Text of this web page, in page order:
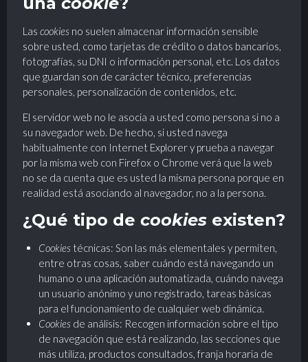
Las cookies no suelen almacenar información sensible
sobre usted, como tarjetas de crédito o datos bancarios,
fotografías, su DNI o información personal, etc. Los datos
que guardan son de carácter técnico, preferencias
personales, personalización de contenidos, etc.
El servidor web no le asocia a usted como persona si no a
su navegador web. De hecho, si usted navega
habitualmente con Internet Explorer y prueba a navegar
por la misma web con Firefox o Chrome verá que la web
no se da cuenta que es usted la misma persona porque en
realidad está asociando al navegador, no a la persona.
¿Qué tipo de cookies existen?
Cookiestécnicas: Son las más elementales y permiten,
entre otras cosas, saber cuándo está navegando un
humano o una aplicación automatizada, cuándo navega
un usuario anónimo y uno registrado, tareas básicas
para el funcionamiento de cualquier web dinámica.
Cookiesde análisis: Recogen información sobre el tipo
de navegación que está realizando, las secciones que
más utiliza, productos consultados, franja horaria de